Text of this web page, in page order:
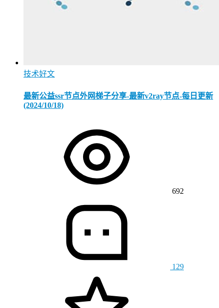
技术好文
最新公益ssr节点外网梯子分享-最新v2ray节点-每日更新
(2024/10/18)
692
129